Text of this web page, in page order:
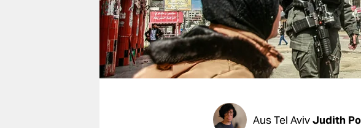
fragen & hilfe
unterstützen
abo
genossenschaft
Aus Tel AvivJudith